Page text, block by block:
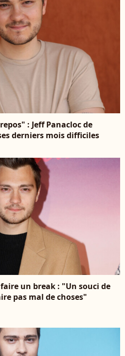
: Jeff Panacloc de
derniers mois difficiles
un break : "Un souci de
pas mal de choses"